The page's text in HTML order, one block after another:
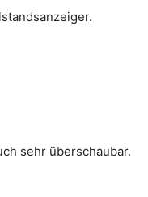
sehr überschaubar.